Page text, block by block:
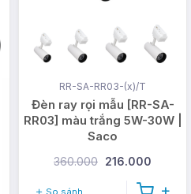
RR-SA-RR03-(x)/T
Đèn ray rọi mẫu [RR-SA-
RR03] màu trắng 5W-30W |
Saco
360.000 216.000
So sánh